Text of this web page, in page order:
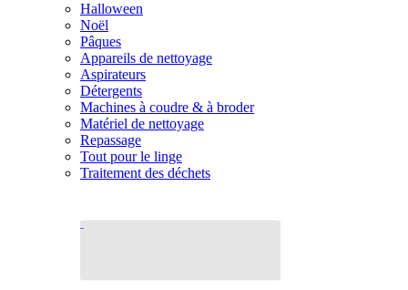
Halloween
Noël
Pâques
Appareils de nettoyage
Aspirateurs
Détergents
Machines à coudre & à broder
Matériel de nettoyage
Repassage
Tout pour le linge
Traitement des déchets